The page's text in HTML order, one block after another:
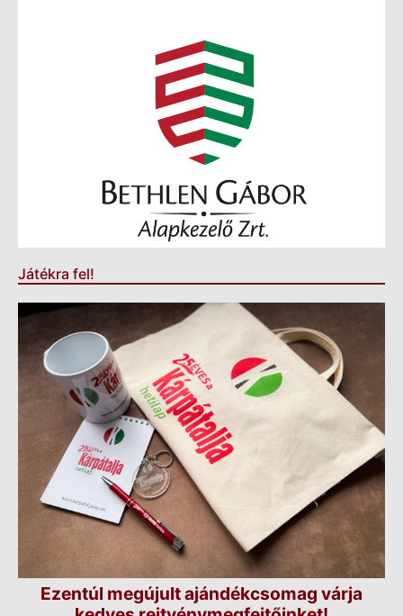
Játékra fel!
Ezentúl megújult ajándékcsomag várja